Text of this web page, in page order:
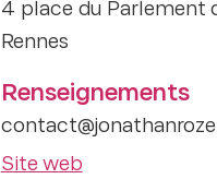
4 place du Parlement
Rennes
Renseignements
Site web